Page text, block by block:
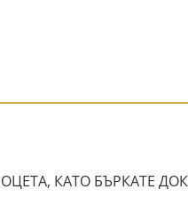
КАТО БЪРКАТЕ